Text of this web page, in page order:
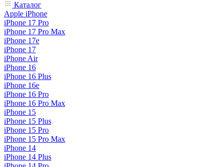
Каталог
Apple iPhone
iPhone 17 Pro
iPhone 17 Pro Max
iPhone 17e
iPhone 17
iPhone Air
iPhone 16
iPhone 16 Plus
iPhone 16e
iPhone 16 Pro
iPhone 16 Pro Max
iPhone 15
iPhone 15 Plus
iPhone 15 Pro
iPhone 15 Pro Max
iPhone 14
iPhone 14 Plus